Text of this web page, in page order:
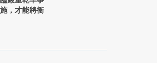
，才能將衝